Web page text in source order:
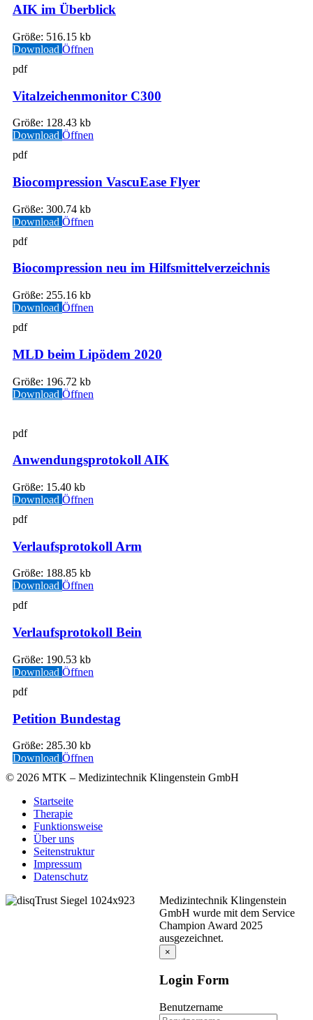
AIK im Überblick
Größe: 516.15 kb
Download Öffnen
pdf
Vitalzeichenmonitor C300
Größe: 128.43 kb
Download Öffnen
pdf
Biocompression VascuEase Flyer
Größe: 300.74 kb
Download Öffnen
pdf
Biocompression neu im Hilfsmittelverzeichnis
Größe: 255.16 kb
Download Öffnen
pdf
MLD beim Lipödem 2020
Größe: 196.72 kb
Download Öffnen
pdf
Anwendungsprotokoll AIK
Größe: 15.40 kb
Download Öffnen
pdf
Verlaufsprotokoll Arm
Größe: 188.85 kb
Download Öffnen
pdf
Verlaufsprotokoll Bein
Größe: 190.53 kb
Download Öffnen
pdf
Petition Bundestag
Größe: 285.30 kb
Download Öffnen
© 2026 MTK – Medizintechnik Klingenstein GmbH
Startseite
Therapie
Funktionsweise
Über uns
Seitenstruktur
Impressum
Datenschutz
Medizintechnik Klingenstein
GmbH wurde mit dem Service
Champion Award 2025
ausgezeichnet.
×
Login Form
Benutzername